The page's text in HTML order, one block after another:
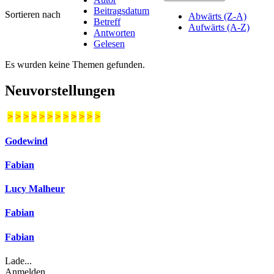
Sortieren nach
Beitragsdatum
Betreff
Antworten
Gelesen
Abwärts (Z-A)
Aufwärts (A-Z)
Es wurden keine Themen gefunden.
Neuvorstellungen
> > > > > > > > > > > >
Godewind
Fabian
Lucy Malheur
Fabian
Fabian
Lade...
Anmelden